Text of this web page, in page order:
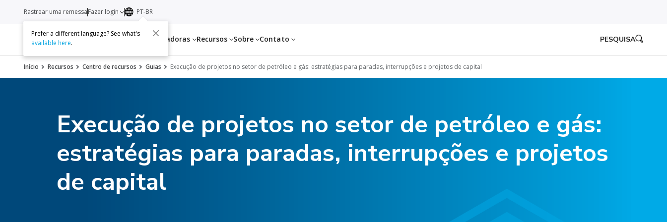
Serviços Transportadoras Recursos Sobre Contato
Rastrear uma remessaFazer login PT-BR
Prefer a different language? See what's
available here. PESQUISA
Início Recursos Centro de recursos Guias Execução de projetos no setor de petróleo e gás: estratégias para paradas, interrupções e projetos de capital
Execução de projetos no setor de petróleo e gás:
estratégias para paradas, interrupções e projetos
de capital